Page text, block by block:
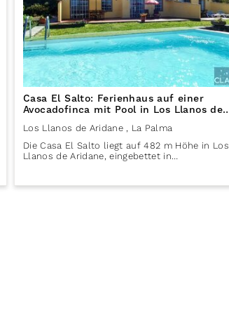
Casa El Salto: Ferienhaus auf einer
Avocadofinca mit Pool in Los Llanos de
Aridane auf La Palma
Los Llanos de Aridane , La Palma
Die Casa El Salto liegt auf 482 m Höhe in Los
Llanos de Aridane, eingebettet in…